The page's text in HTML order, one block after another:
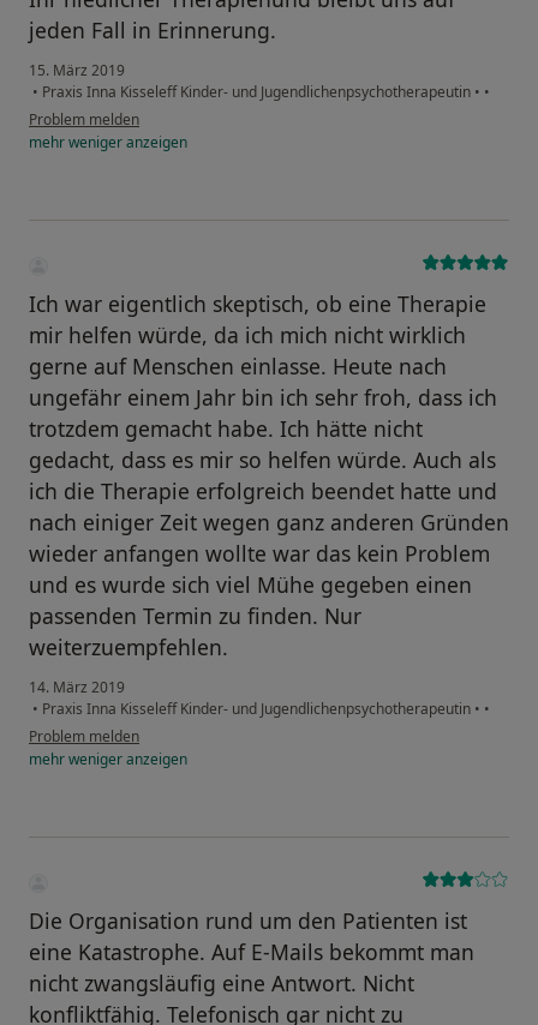
jeden Fall in Erinnerung.
15. März 2019
• Praxis Inna Kisseleff Kinder- und Jugendlichenpsychotherapeutin • •
Problem melden
mehrwenigeranzeigen
Ich war eigentlich skeptisch, ob eine Therapie
mir helfen würde, da ich mich nicht wirklich
gerne auf Menschen einlasse. Heute nach
ungefähr einem Jahr bin ich sehr froh, dass ich
trotzdem gemacht habe. Ich hätte nicht
gedacht, dass es mir so helfen würde. Auch als
ich die Therapie erfolgreich beendet hatte und
nach einiger Zeit wegen ganz anderen Gründen
wieder anfangen wollte war das kein Problem
und es wurde sich viel Mühe gegeben einen
passenden Termin zu finden. Nur
weiterzuempfehlen.
14. März 2019
• Praxis Inna Kisseleff Kinder- und Jugendlichenpsychotherapeutin • •
Problem melden
mehrwenigeranzeigen
Die Organisation rund um den Patienten ist
eine Katastrophe. Auf E-Mails bekommt man
nicht zwangsläufig eine Antwort. Nicht
konfliktfähig. Telefonisch gar nicht zu